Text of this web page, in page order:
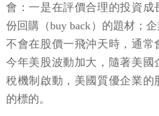
會：一是在評價合理的投資成
份回購（buy back）的題材；
不會在股價一飛沖天時，通常
今年美股波動加大，隨著美國
稅機制啟動，美國質優企業的
的標的。